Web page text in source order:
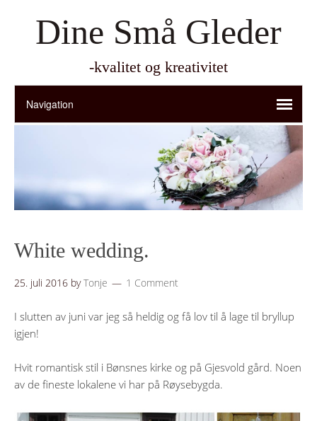
Dine Små Gleder
-kvalitet og kreativitet
White wedding.
25. juli 2016 byTonje 1 Comment
I slutten av juni var jeg så heldig og få lov til å lage til bryllup
igjen!
Hvit romantisk stil i Bønsnes kirke og på Gjesvold gård. Noen
av de fineste lokalene vi har på Røysebygda.